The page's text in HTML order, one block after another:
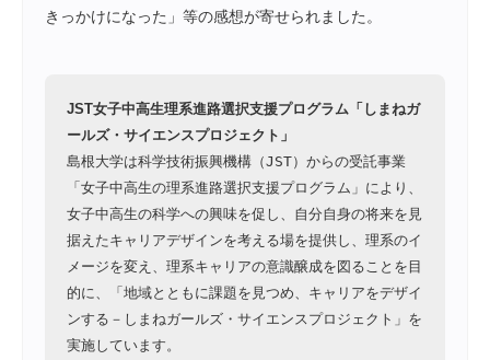
きっかけになった」等の感想が寄せられました。
JST女子中高生理系進路選択支援プログラム「しまねガ
ールズ・サイエンスプロジェクト」
島根大学は科学技術振興機構（JST）からの受託事業
「女子中高生の理系進路選択支援プログラム」により、
女子中高生の科学への興味を促し、自分自身の将来を見
据えたキャリアデザインを考える場を提供し、理系のイ
メージを変え、理系キャリアの意識醸成を図ることを目
的に、「地域とともに課題を見つめ、キャリアをデザイ
ンする－しまねガールズ・サイエンスプロジェクト」を
実施しています。